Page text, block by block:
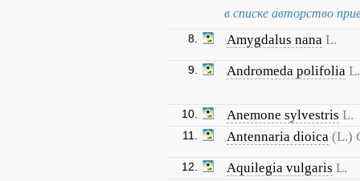
в списке авторство
8. Amygdalus nana L.
9. Andromeda polifolia L.
10. Anemone sylvestris L.
11. Antennaria dioica (L.)
12. Aquilegia vulgaris L.